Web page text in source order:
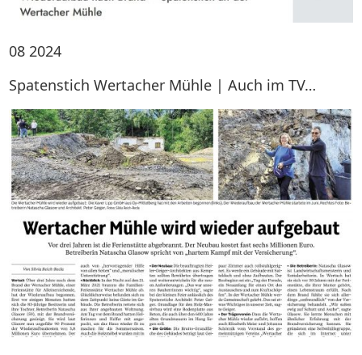
08 2024
Spatenstich Wertacher Mühle | Auch im TV…